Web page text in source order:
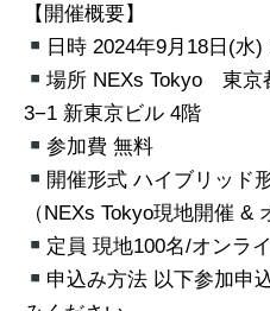
【開催概要】
日時 2024年9月18日(水)
場所 NEXs Tokyo 東京
3−1 新東京ビル 4階
参加費 無料
開催形式 ハイブリッド
（NEXs Tokyo現地開催 &
定員 現地100名/オンラ
申込み方法 以下参加申